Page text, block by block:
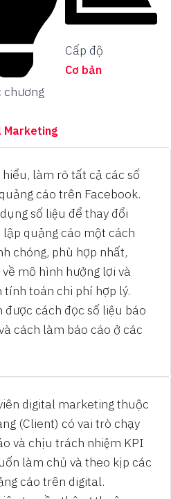
chương
Marketing
Cấp độ
Cơ bản
làm rõ tất cả các số
cáo trên Facebook.
số liệu để thay đổi
quảng cáo một cách
chóng, phù hợp nhất,
mô hình hưởng lợi và
tính toán chi phí hợp lý.
được cách đọc số liệu báo
cách làm báo cáo ở các
digital marketing thuộc
(Client) có vai trò chạy
và chịu trách nhiệm KPI
làm chủ và theo kịp các
cáo trên digital.